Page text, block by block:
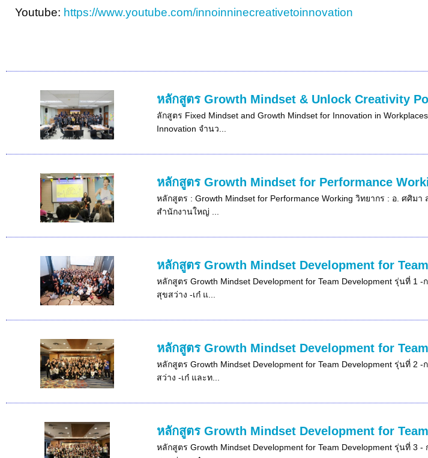
Youtube: https://www.youtube.com/innoinninecreativetoinnovation
หลักสูตร Growth Mindset & Unlock Creativity
ลักสูตร Fixed Mindset and Growth Mindset for Innovation in
Innovation จำนว...
หลักสูตร Growth Mindset for Performance
หลักสูตร : Growth Mindset for Performance Working วิทยากร : อ. ศศิ
สำนักงานใหญ่ ...
หลักสูตร Growth Mindset Development for
หลักสูตร Growth Mindset Development for Team Development รุ่นที่ 1
สุขสว่าง -เก๋ แ...
หลักสูตร Growth Mindset Development for
หลักสูตร Growth Mindset Development for Team Development รุ่นที่
สว่าง -เก๋ และท...
หลักสูตร Growth Mindset Development for
หลักสูตร Growth Mindset Development for Team Development รุ่นที่ 3